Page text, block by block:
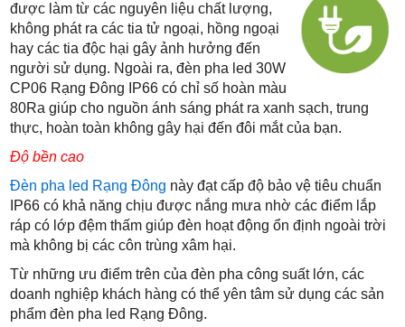
được làm từ các nguyên liệu chất lượng,
không phát ra các tia tử ngoại, hồng ngoại
hay các tia độc hại gây ảnh hưởng đến
người sử dụng. Ngoài ra, đèn pha led 30W
CP06 Rạng Đông IP66 có chỉ số hoàn màu
80Ra giúp cho nguồn ánh sáng phát ra xanh sạch, trung
thực, hoàn toàn không gây hại đến đôi mắt của bạn.
Độ bền cao
Đèn pha led Rạng Đông nàyđạt cấp độ bảo vệ tiêu chuẩn
IP66 có khả năng chịu được nắng mưa nhờ các điểm lắp
ráp có lớp đệm thấm giúp đèn hoạt động ổn định ngoài trời
mà không bị các côn trùng xâm hại.
Từ những ưu điểm trên của đèn pha công suất lớn, các
doanh nghiệp khách hàng có thể yên tâm sử dụng các sản
phẩm đèn pha led Rạng Đông.